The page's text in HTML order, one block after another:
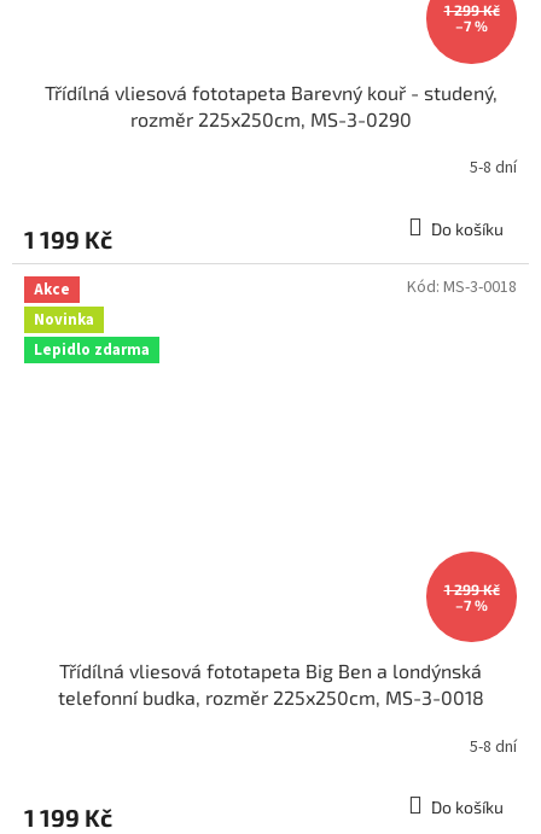
1 299 Kč
–7 %
Třídílná vliesová fototapeta Barevný kouř - studený,
rozměr 225x250cm, MS-3-0290
5-8 dní
1 199 Kč Do košíku
Akce
Novinka
Lepidlo zdarma
1 299 Kč
–7 %
Třídílná vliesová fototapeta Big Ben a londýnská
telefonní budka, rozměr 225x250cm, MS-3-0018
5-8 dní
1 199 Kč Do košíku
Kód: MS-3-0018